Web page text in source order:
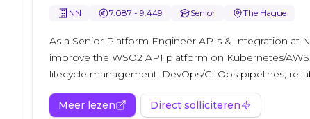
NN 7.087 - 9.449 Senior The Hague
As a Senior Platform Engineer APIs & Integration at
improve the WSO2 API platform on Kubernetes/
lifecycle management, DevOps/GitOps pipelines,
Meer lezen Direct solliciteren